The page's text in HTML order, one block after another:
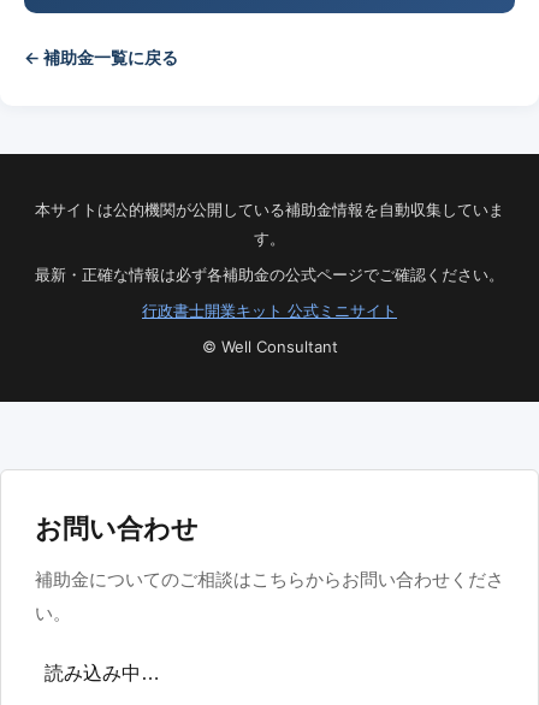
← 補助金一覧に戻る
本サイトは公的機関が公開している補助金情報を自動収集していま
す。
最新・正確な情報は必ず各補助金の公式ページでご確認ください。
行政書士開業キット 公式ミニサイト
© Well Consultant
お問い合わせ
補助金についてのご相談はこちらからお問い合わせくださ
い。